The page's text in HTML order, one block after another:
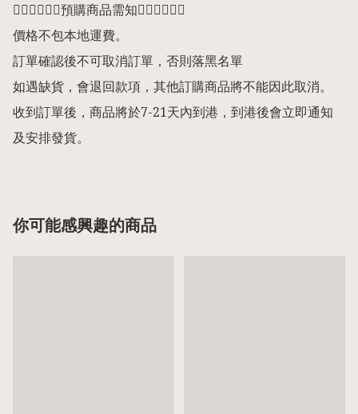
👇🏻👇🏻👇🏻預購商品需知👇🏻👇🏻👇🏻
價格不包本地運費。
訂單確認後不可取消訂單，否則落黑名單
如遇缺貨，會退回款項，其他訂購商品將不能因此取消。
收到訂單後，商品將於7-21天內到港，到港後會立即通知
及安排發貨。
你可能感興趣的商品